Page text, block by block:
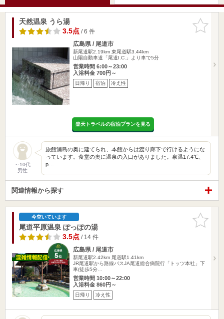
お気に入
りに追加
天然温泉 うら湯
3.5点/ 6 件
広島県 / 尾道市
新尾道駅2.19km 東尾道駅3.44km
山陽自動車道「尾道I.C.」より車で5分
営業時間 6:00～23:00
入浴料金 700円～
日帰り 宿泊 冷え性
楽天トラベルの宿泊プランを見る
～10代
男性
旅館浦島の奥に建てられ、本館からは渡り廊下で行けるようにな
っています。食堂の奥に温泉の入口がありました。泉温17.4℃、
p…
関連情報から探す
お気に入
りに追加
今空いています
尾道平原温泉 ぽっぽの湯
3.5点/ 14 件
広島県 / 尾道市
新尾道駅2.42km 尾道駅1.41km
JR尾道駅から路線バスJA尾道総合病院行「トッツ本社」下
車(徒歩5分…
営業時間 10:00～22:00
入浴料金 860円～
日帰り 冷え性